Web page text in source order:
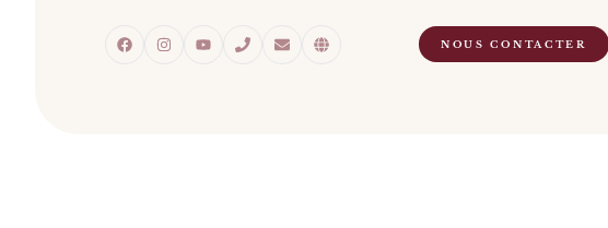
NOUS CONTACTER